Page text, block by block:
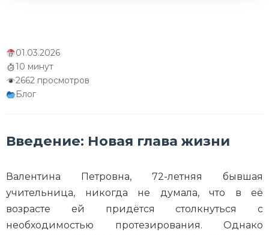
01.03.2026
10 минут
2662 просмотров
Блог
Введение: Новая глава жизни
Валентина Петровна, 72-летняя бывшая
учительница, никогда не думала, что в её
возрасте ей придётся столкнуться с
необходимостью протезирования. Однако